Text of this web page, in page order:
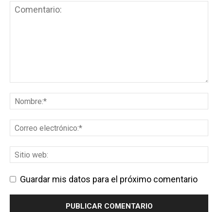
Guardar mis datos para el próximo comentario